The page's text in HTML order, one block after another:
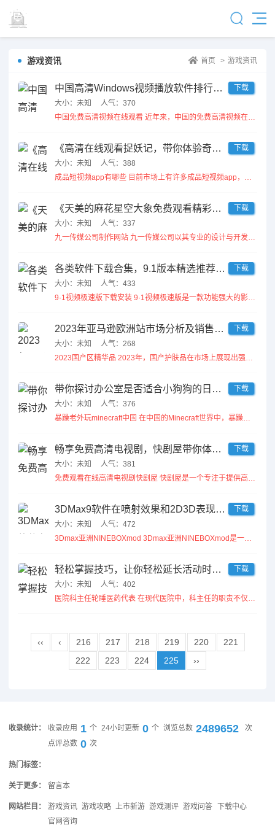
游戏资讯 首页 > 游戏资讯
中国高清Windows视频播放软件排行榜及推荐指南
大小：未知
人气：370
中国免费高清视频在线观看 近年来，中国的免费高清视频在线观看平台层出不穷，为用户提供了丰富多样的观看选择。...
下载
《高清在线观看捉妖记，带你体验奇幻冒险之旅》
大小：未知
人气：388
成品短视频app有哪些 目前市场上有许多成品短视频app，例如抖音、快手和微视等。这些应用程序不仅允许用户...
下载
《天美的麻花星空大象免费观看精彩内容分析与探讨》
大小：未知
人气：337
九一传媒公司制作网站 九一传媒公司以其专业的设计与开发团队，致力于为客户提供高质量的网站制作服务。从初始的...
下载
各类软件下载合集，9.1版本精选推荐与实用指南
大小：未知
人气：433
9·1视频极速版下载安装 9·1视频极速版是一款功能强大的影音播放软件，用户可以通过简单的下载安装步骤快速...
下载
2023年亚马逊欧洲站市场分析及销售策略探讨
大小：未知
人气：268
2023国产区精华品 2023年，国产护肤品在市场上展现出强劲的竞争力。许多品牌凭借创新的成分和技术，推出...
下载
带你探讨办公室是否适合小狗狗的日常生活与活动空间
大小：未知
人气：376
暴躁老外玩minecraft中国 在中国的Minecraft世界中，暴躁老外的表现让人捧腹。他们对游戏的狂...
下载
畅享免费高清电视剧，快剧屋带你体验精彩剧情
大小：未知
人气：381
免费观看在线高清电视剧快剧屋 快剧屋是一个专注于提供高清剧集的平台，用户可以随时随地免费观看最新的电视剧。...
下载
3DMax9软件在喷射效果和2D3D表现上的创新应用解析
大小：未知
人气：472
3Dmax亚洲NINEBOXmod 3Dmax亚洲NINEBOXmod是一款专为3D设计爱好者打造的优...
下载
轻松掌握技巧，让你轻松延长活动时间四十分钟
大小：未知
人气：402
医院科主任轮睡医药代表 在现代医院中，科主任的职责不仅包括管理和指导团队，还涉及与医药代表的互动。科主任的...
下载
‹‹ ‹ 216 217 218 219 220
221
222
223 224 225 ››
收录统计： 收录应用 1 个 24小时更新 0 个 浏览总数 2489652
次
点评总数 0 次
热门标签：
关于更多： 留言本
网站栏目： 游戏资讯 游戏攻略 上市新游 游戏测评 游戏问答
下载中心
官网咨询